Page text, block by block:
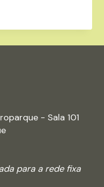
- Sala 101
para a rede fixa